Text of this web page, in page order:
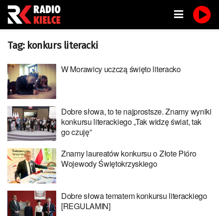
Tag: konkurs literacki
W Morawicy uczczą święto literacko
Dobre słowa, to te najprostsze. Znamy wyniki
konkursu literackiego „Tak widzę świat, tak
go czuję”
Znamy laureatów konkursu o Złote Pióro
Wojewody Świętokrzyskiego
Dobre słowa tematem konkursu literackiego
[REGULAMIN]